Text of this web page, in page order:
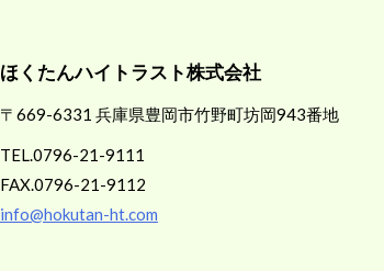
ほくたんハイトラスト株式会社
〒669-6331 兵庫県豊岡市竹野町坊岡943番地
TEL.0796-21-9111
FAX.0796-21-9112
info@hokutan-ht.com